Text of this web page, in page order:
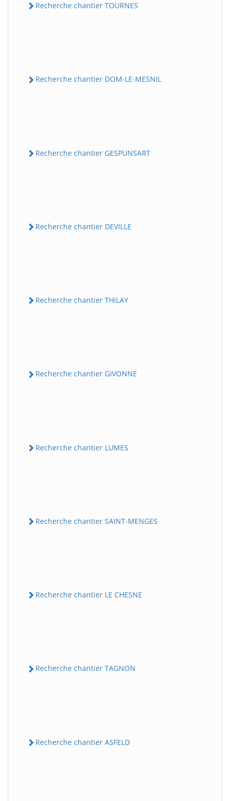
Recherche chantier TOURNES
Recherche chantier DOM-LE-MESNIL
Recherche chantier GESPUNSART
Recherche chantier DEVILLE
Recherche chantier THILAY
Recherche chantier GIVONNE
Recherche chantier LUMES
Recherche chantier SAINT-MENGES
Recherche chantier LE CHESNE
Recherche chantier TAGNON
Recherche chantier ASFELD